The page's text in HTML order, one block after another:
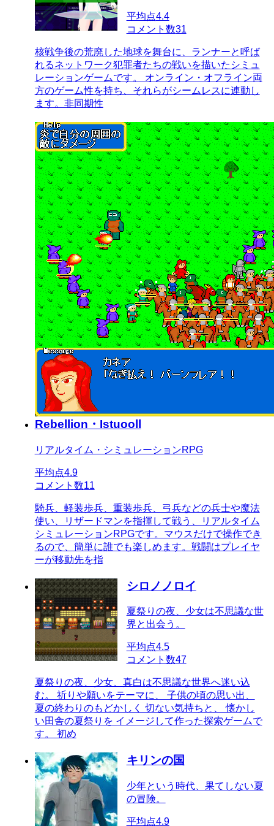
平均点4.4
コメント数31
核戦争後の荒廃した地球を舞台に、ランナーと呼ば
れるネットワーク犯罪者たちの戦いを描いたシミュ
レーションゲームです。 オンライン・オフライン両
方のゲーム性を持ち、それらがシームレスに連動し
ます。非同期性
Rebellion・Istuooll
リアルタイム・シミュレーションRPG
平均点4.9
コメント数11
騎兵、軽装歩兵、重装歩兵、弓兵などの兵士や魔法
使い、リザードマンを指揮して戦う、リアルタイム
シミュレーションRPGです。マウスだけで操作でき
るので、簡単に誰でも楽しめます。戦闘はプレイヤ
ーが移動先を指
シロノノロイ
夏祭りの夜、少女は不思議な世
界と出会う。
平均点4.5
コメント数47
夏祭りの夜、少女、真白は不思議な世界へ迷い込
む。 祈りや願いをテーマに、 子供の頃の思い出、
夏の終わりのもどかしく 切ない気持ちと、 懐かし
い田舎の夏祭りを イメージして作った探索ゲームで
す。 初め
キリンの国
少年という時代、果てしない夏
の冒険。
平均点4.9